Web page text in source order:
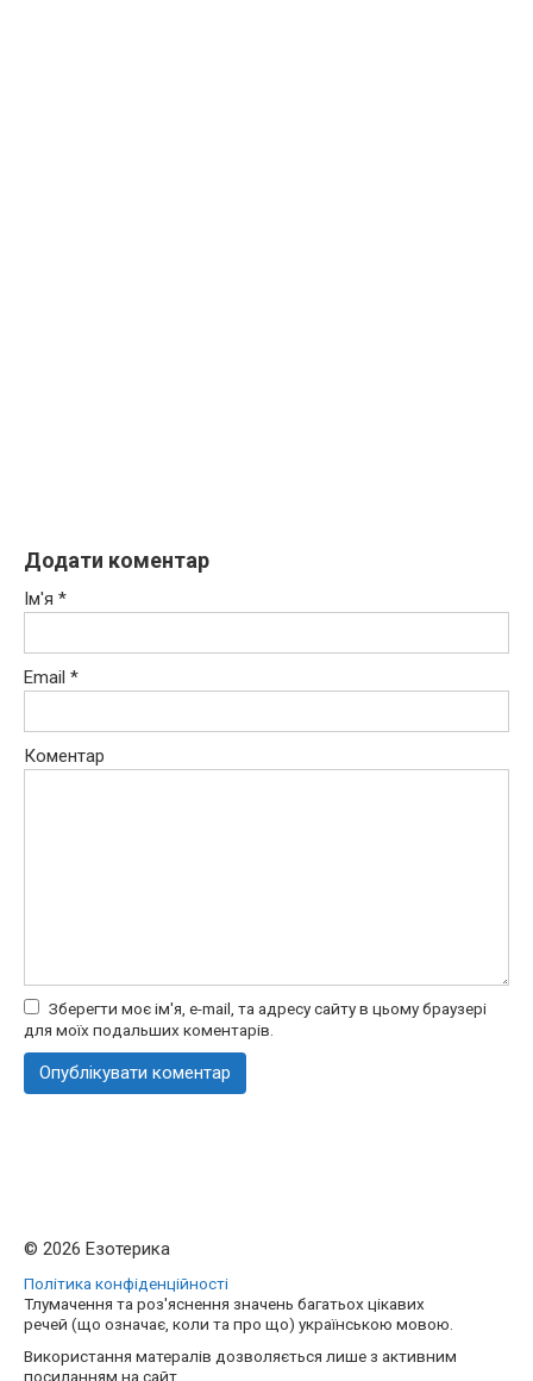
Додати коментар
Ім'я *
Email *
Коментар
Зберегти моє ім'я, e-mail, та адресу сайту в цьому браузері
для моїх подальших коментарів.
© 2026 Езотерика
Політика конфіденційності
Тлумачення та роз'яснення значень багатьох цікавих
речей (що означає, коли та про що) українською мовою.
Використання матералів дозволяється лише з активним
посиланням на сайт.